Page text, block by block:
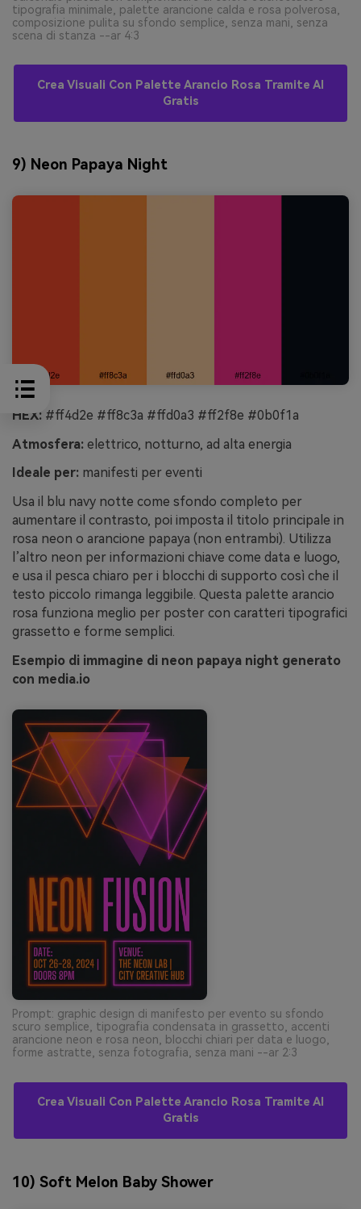
tipografia minimale, palette arancione calda e rosa polverosa,
composizione pulita su sfondo semplice, senza mani, senza
scena di stanza --ar 4:3
Crea Visuali Con Palette Arancio Rosa Tramite AI
Gratis
9) Neon Papaya Night
HEX: #ff4d2e #ff8c3a #ffd0a3 #ff2f8e #0b0f1a
Atmosfera: elettrico, notturno, ad alta energia
Ideale per: manifesti per eventi
Usa il blu navy notte come sfondo completo per
aumentare il contrasto, poi imposta il titolo principale in
rosa neon o arancione papaya (non entrambi). Utilizza
l’altro neon per informazioni chiave come data e luogo,
e usa il pesca chiaro per i blocchi di supporto così che il
testo piccolo rimanga leggibile. Questa palette arancio
rosa funziona meglio per poster con caratteri tipografici
grassetto e forme semplici.
Esempio di immagine di neon papaya night generato
con media.io
Prompt: graphic design di manifesto per evento su sfondo
scuro semplice, tipografia condensata in grassetto, accenti
arancione neon e rosa neon, blocchi chiari per data e luogo,
forme astratte, senza fotografia, senza mani --ar 2:3
Crea Visuali Con Palette Arancio Rosa Tramite AI
Gratis
10) Soft Melon Baby Shower